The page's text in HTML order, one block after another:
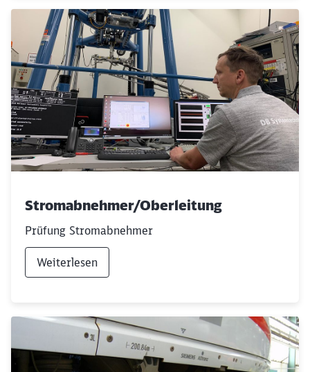
Stromabnehmer/Oberleitung
Prüfung Stromabnehmer
Weiterlesen